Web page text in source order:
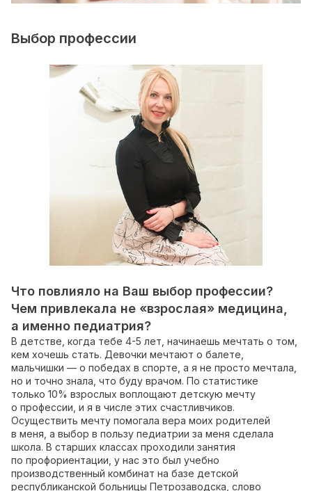
Выбор профессии
Что повлияло на Ваш выбор профессии?
Чем привлекала не «взрослая» медицина,
а именно педиатрия?
В детстве, когда тебе 4-5 лет, начинаешь мечтать о том,
кем хочешь стать. Девочки мечтают о балете,
мальчишки — о победах в спорте, а я не просто мечтала,
но и точно знала, что буду врачом. По статистике
только 10% взрослых воплощают детскую мечту
о профессии, и я в числе этих счастливчиков.
Осуществить мечту помогала вера моих родителей
в меня, а выбор в пользу педиатрии за меня сделала
школа. В старших классах проходили занятия
по профориентации, у нас это был учебно
производственный комбинат на базе детской
республиканской больницы Петрозаводска, слово